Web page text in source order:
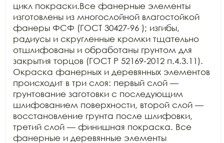
цикл покраски.Все фанерные элементы
изготовлены из многослойной влагостойкой
фанеры ФСФ (ГОСТ 30427-96 ); изгибы,
радиусы и скругленные кромки тщательно
отшлифованы и обработаны грунтом для
закрытия торцов (ГОСТ Р 52169-2012 п.4.3.11).
Окраска фанерных и деревянных элементов
происходит в три слоя: первый слой —
грунтование заготовки с последующим
шлифованием поверхности, второй слой —
восстановление грунта после шлифовки,
третий слой — финишная покраска. Все
фанерные и деревянные элементы